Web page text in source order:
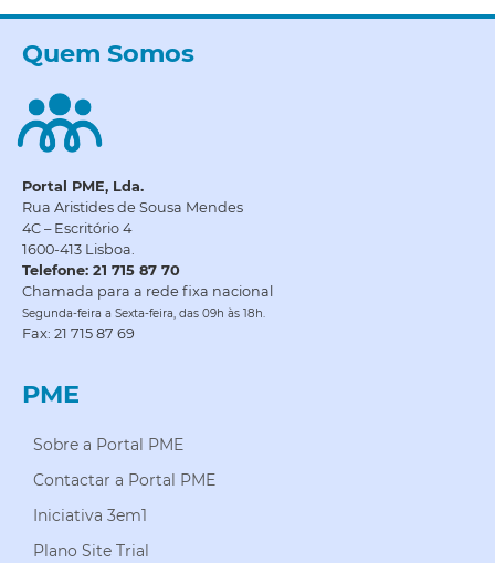
Quem Somos
Portal PME, Lda.
Rua Aristides de Sousa Mendes
4C – Escritório 4
1600-413 Lisboa.
Telefone: 21 715 87 70
Chamada para a rede fixa nacional
Segunda-feira a Sexta-feira, das 09h às 18h.
Fax: 21 715 87 69
PME
Sobre a Portal PME
Contactar a Portal PME
Iniciativa 3em1
Plano Site Trial